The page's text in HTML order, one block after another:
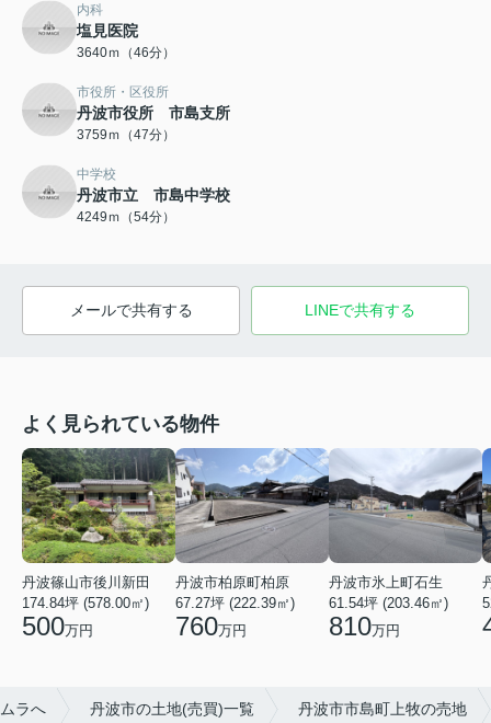
内科
塩見医院
3640ｍ（46分）
市役所・区役所
丹波市役所 市島支所
3759ｍ（47分）
中学校
丹波市立 市島中学校
4249ｍ（54分）
メールで共有する LINEで共有する
よく見られている物件
丹波篠山市後川新田
174.84坪 (578.00㎡)
500万円
丹波市柏原町柏原
67.27坪 (222.39㎡)
760万円
丹波市氷上町石生
61.54坪 (203.46㎡)
810万円
ラへ 丹波市の土地(売買)一覧 丹波市市島町上牧の売地